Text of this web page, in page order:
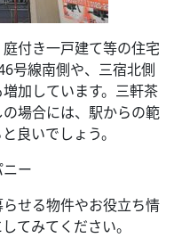
付き一戸建て等の住宅
号線南側や、三宿北側
加しています。三軒茶
場合には、駅からの範
良いでしょう。
ー
せる物件やお役立ち情
てみてください。